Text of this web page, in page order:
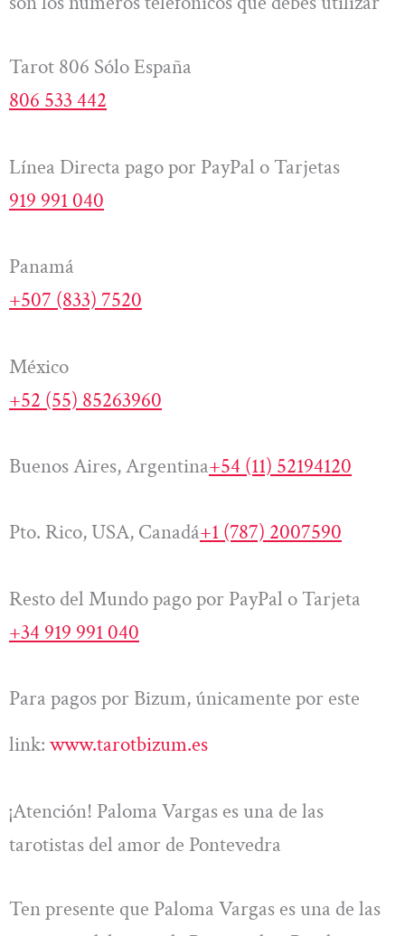
Tarot 806 Sólo España
806 533 442
Línea Directa pago por PayPal o Tarjetas
919 991 040
Panamá
+507 (833) 7520
México
+52 (55) 85263960
Buenos Aires, Argentina+54 (11) 52194120
Pto. Rico, USA, Canadá+1 (787) 2007590
Resto del Mundo pago por PayPal o Tarjeta
+34 919 991 040
Para pagos por Bizum, únicamente por este
link: www.tarotbizum.es
¡Atención! Paloma Vargas es una de las
tarotistas del amor de Pontevedra
Ten presente que Paloma Vargas es una de las